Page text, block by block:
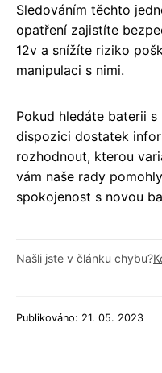
Sledováním těchto
opatření zajistíte
12v a snížíte riziko
manipulaci s nimi.
Pokud hledáte baterii s
dispozici dostatek
rozhodnout, kterou
vám naše rady
spokojenost s novou
Našli jste v článku chybu?
Publikováno: 21. 05. 2023